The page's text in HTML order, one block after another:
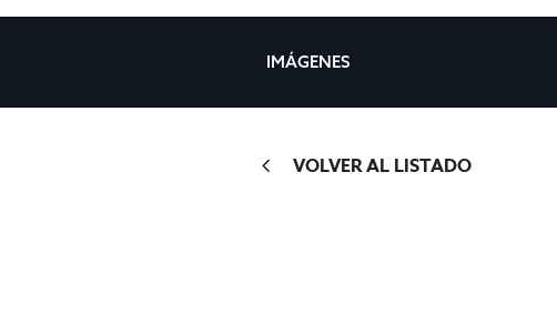
IMÁGENES
VOLVER AL LISTADO